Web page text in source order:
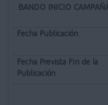
BANDO INICIO